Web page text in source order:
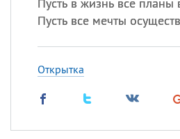
Пусть все мечты
Открытка